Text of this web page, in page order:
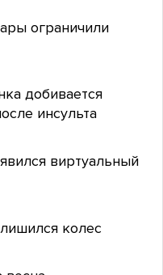
ограничили
добивается
инсульта
виртуальный
колес